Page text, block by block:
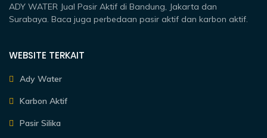
ADY WATER Jual Pasir Aktif di Bandung, Jakarta dan
Surabaya. Baca juga perbedaan pasir aktif dan karbon aktif.
WEBSITE TERKAIT
Ady Water
Karbon Aktif
Pasir Silika